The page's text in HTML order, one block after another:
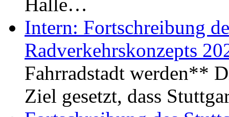
Intern: Fortschreibung
Radverkehrskonzepts
Fahrradstadt werden**
Ziel gesetzt, dass